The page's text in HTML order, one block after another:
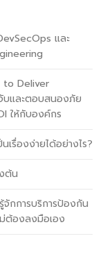
และ
to Deliver
บและตอบสนองภัย
ให้กับองค์กร
เรื่องง่ายได้อย่างไร?
ต้น
จักการบริการป้องกัน
ต้องลงมือเอง